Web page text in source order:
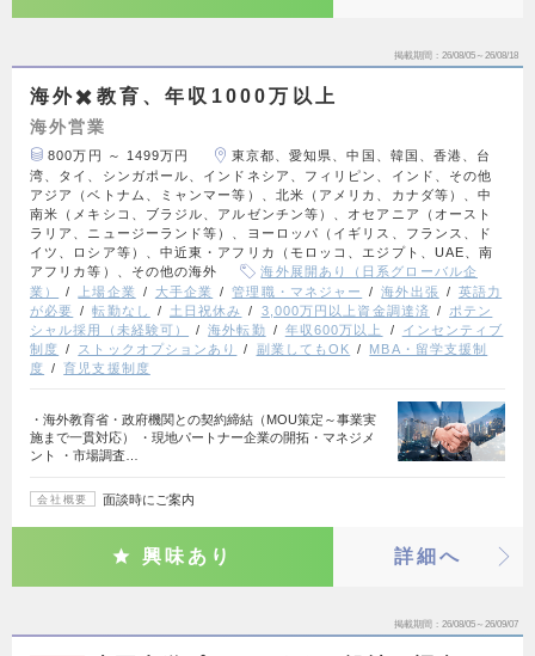
掲載期間 26/08/05～26/08/18
海外✖️教育、年収1000万以上
海外営業
800万円 ～ 1499万円
東京都、愛知県、中国、韓国、香港、台
湾、タイ、シンガポール、インドネシア、フィリピン、インド、その他
アジア（ベトナム、ミャンマー等）、北米（アメリカ、カナダ等）、中
南米（メキシコ、ブラジル、アルゼンチン等）、オセアニア（オースト
ラリア、ニュージーランド等）、ヨーロッパ（イギリス、フランス、ド
イツ、ロシア等）、中近東・アフリカ（モロッコ、エジプト、UAE、南
アフリカ等）、その他の海外
海外展開あり（日系グローバル企
業）
上場企業 大手企業 管理職・マネジャー 海外出張
英語力
が必要
転勤なし 土日祝休み 3,000万円以上資金調達済
ポテン
シャル採用（未経験可）
海外転勤 年収600万以上
インセンティブ
制度
ストックオプションあり 副業してもOK
MBA・留学支援制
度
育児支援制度
・海外教育省・政府機関との契約締結（MOU策定～事業実
施まで一貫対応） ・現地パートナー企業の開拓・マネジメ
ント ・市場調査…
会社概要 面談時にご案内
興味あり 詳細へ
掲載期間 26/08/05～26/09/07